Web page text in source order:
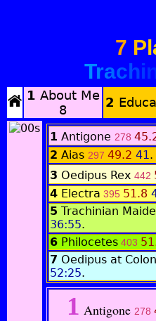
7
1 About Me
8
2
1 Antigone 278
2 Aias 297 49.2 41.
3 Oedipus Rex 442
4 Electra 395 51.8
5 Trachinian
36:55.
6 Philocetes 403
7 Oedipus at
52:25.
1 Antigone 278